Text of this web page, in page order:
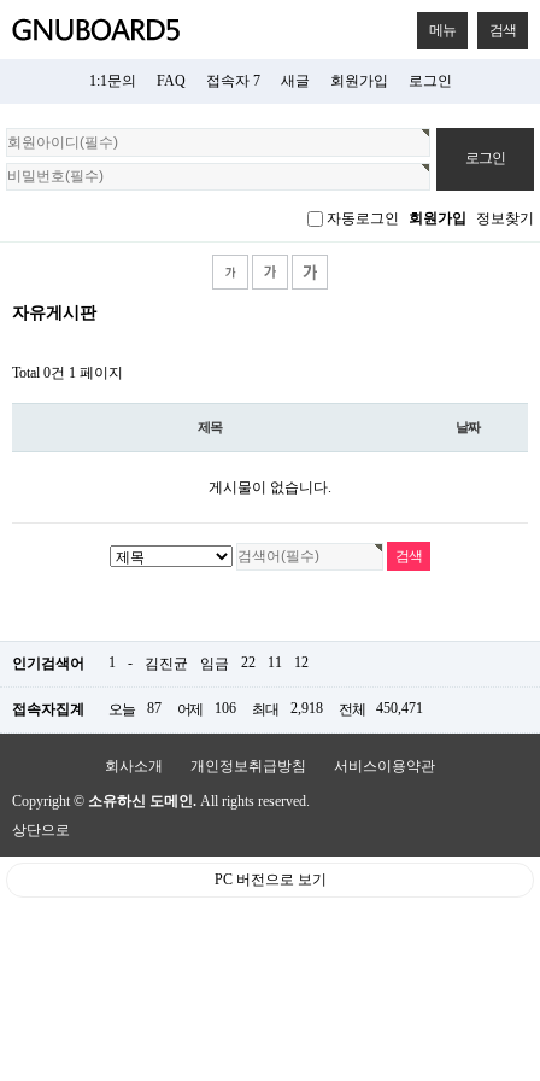
메뉴 검색
1:1문의 FAQ 접속자 7 새글 회원가입 로그인
회
원
로
자동로그인 회원가입 정보찾기
자유게시판
Total 0건 1 페이지
제목 날짜
게시물이 없습니다.
인기검색어 1 - 김진균 임금 22 11 12
접속자집계 오늘 87 어제 106 최대 2,918 전체 450,471
회사소개 개인정보취급방침 서비스이용약관
Copyright © 소유하신 도메인. All rights reserved.
상단으로
PC 버전으로 보기